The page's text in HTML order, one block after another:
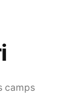
camps